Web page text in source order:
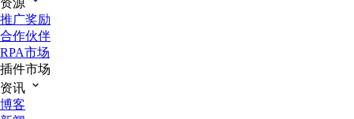
资源
推广奖励
合作伙伴
RPA市场
插件市场
资讯
博客